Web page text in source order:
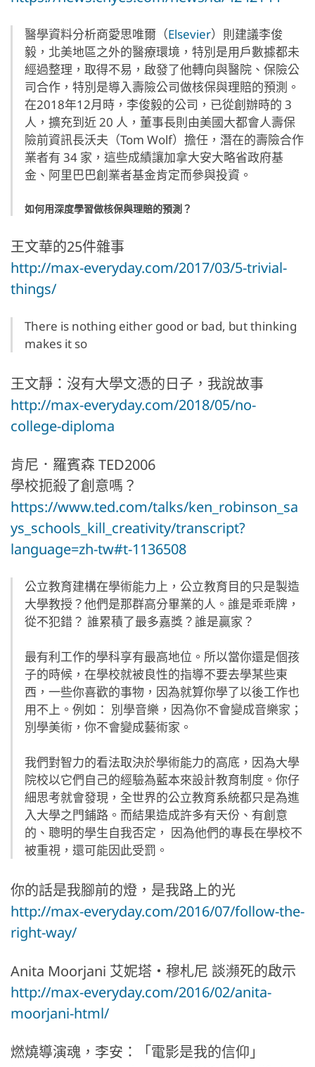
醫學資料分析商愛思唯爾（Elsevier）則建議李俊
毅，北美地區之外的醫療環境，特別是用戶數據都未
經過整理，取得不易，啟發了他轉向與醫院、保險公
司合作，特別是導入壽險公司做核保與理賠的預測。
在2018年12月時，李俊毅的公司，已從創辦時的 3
人，擴充到近 20 人，董事長則由美國大都會人壽保
險前資訊長沃夫（Tom Wolf）擔任，潛在的壽險合作
業者有 34 家，這些成績讓加拿大安大略省政府基
金、阿里巴巴創業者基金肯定而參與投資。
如何用深度學習做核保與理賠的預測？
王文華的25件雜事
http://max-everyday.com/2017/03/5-trivial-
things/
There is nothing either good or bad, but thinking
makes it so
王文靜：沒有大學文憑的日子，我說故事
http://max-everyday.com/2018/05/no-
college-diploma
肯尼．羅賓森 TED2006
學校扼殺了創意嗎？
https://www.ted.com/talks/ken_robinson_sa
ys_schools_kill_creativity/transcript?
language=zh-tw#t-1136508
公立教育建構在學術能力上，公立教育目的只是製造
大學教授？他們是那群高分畢業的人。誰是乖乖牌，
從不犯錯？ 誰累積了最多嘉獎？誰是贏家？
最有利工作的學科享有最高地位。所以當你還是個孩
子的時候，在學校就被良性的指導不要去學某些東
西，一些你喜歡的事物，因為就算你學了以後工作也
用不上。例如： 別學音樂，因為你不會變成音樂家；
別學美術，你不會變成藝術家。
我們對智力的看法取決於學術能力的高底，因為大學
院校以它們自己的經驗為藍本來設計教育制度。你仔
細思考就會發現，全世界的公立教育系統都只是為進
入大學之門鋪路。而結果造成許多有天份、有創意
的、聰明的學生自我否定， 因為他們的專長在學校不
被重視，還可能因此受罰。
你的話是我腳前的燈，是我路上的光
http://max-everyday.com/2016/07/follow-the-
right-way/
Anita Moorjani 艾妮塔‧穆札尼 談瀕死的啟示
http://max-everyday.com/2016/02/anita-
moorjani-html/
燃燒導演魂，李安：「電影是我的信仰」